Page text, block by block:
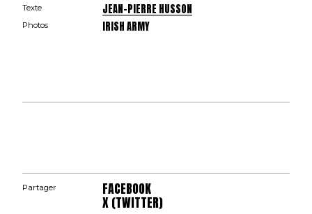
Texte JEAN-PIERRE HUSSON
Photos IRISH ARMY
Partager FACEBOOK
X (TWITTER)